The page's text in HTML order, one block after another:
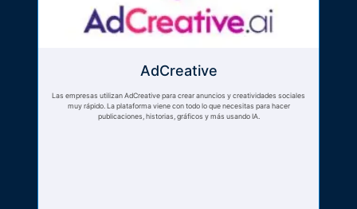
AdCreative
Las empresas utilizan AdCreative para crear anuncios y creatividades sociales
muy rápido. La plataforma viene con todo lo que necesitas para hacer
publicaciones, historias, gráficos y más usando IA.